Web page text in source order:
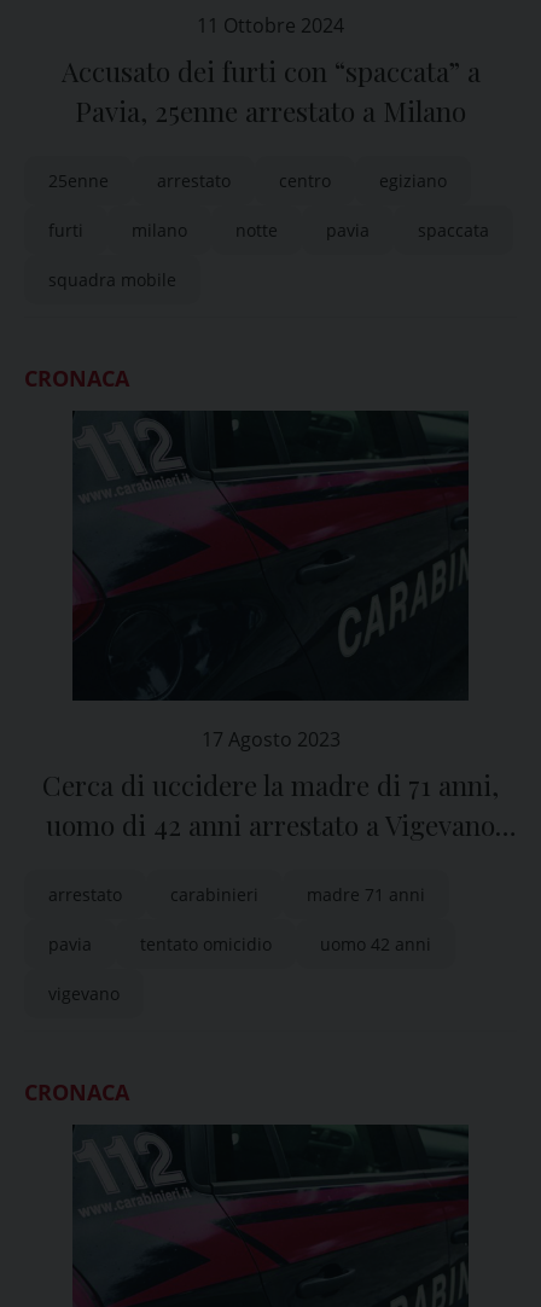
11 Ottobre 2024
Accusato dei furti con “spaccata” a
Pavia, 25enne arrestato a Milano
25enne arrestato centro egiziano
furti milano notte pavia spaccata
squadra mobile
CRONACA
17 Agosto 2023
Cerca di uccidere la madre di 71 anni,
uomo di 42 anni arrestato a Vigevano
arrestato carabinieri madre 71 anni
pavia tentato omicidio uomo 42 anni
vigevano
CRONACA